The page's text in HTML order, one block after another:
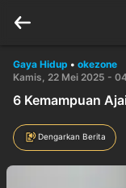
Gaya Hidup • okezone
Kamis, 22 Mei 2025 -
6 Kemampuan
Dengarkan Berita